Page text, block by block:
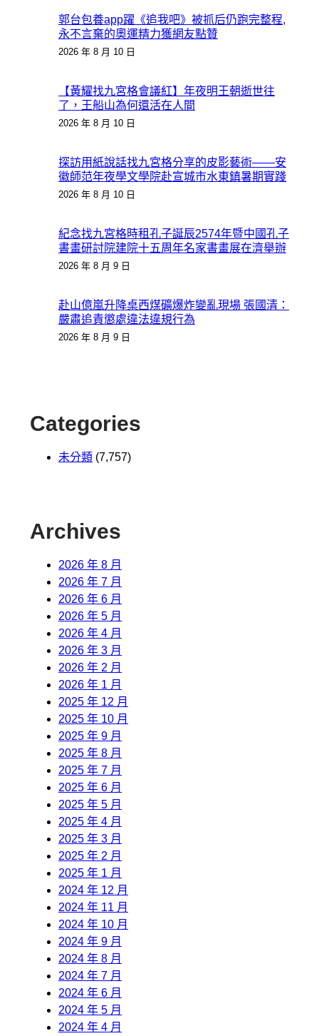
郭台包養app躍《追我吧》被抓后仍跑完整程,
永不言棄的奧運精力獲網友點贊
2026 年 8 月 10 日
【黃耀找九宮格會議紅】年夜明王朝逝世往
了，王船山為何還活在人間
2026 年 8 月 10 日
探訪用紙說話找九宮格分享的皮影藝術——安
徽師范年夜學文學院赴宣城市水東鎮暑期實踐
2026 年 8 月 10 日
紀念找九宮格時租孔子誕辰2574年暨中國孔子
書畫研討院建院十五周年名家書畫展在濟舉辦
2026 年 8 月 9 日
赴山億嵐升降桌西煤礦爆炸變亂現場 張國清：
嚴肅追責懲處違法違規行為
2026 年 8 月 9 日
Categories
未分類 (7,757)
Archives
2026 年 8 月
2026 年 7 月
2026 年 6 月
2026 年 5 月
2026 年 4 月
2026 年 3 月
2026 年 2 月
2026 年 1 月
2025 年 12 月
2025 年 10 月
2025 年 9 月
2025 年 8 月
2025 年 7 月
2025 年 6 月
2025 年 5 月
2025 年 4 月
2025 年 3 月
2025 年 2 月
2025 年 1 月
2024 年 12 月
2024 年 11 月
2024 年 10 月
2024 年 9 月
2024 年 8 月
2024 年 7 月
2024 年 6 月
2024 年 5 月
2024 年 4 月